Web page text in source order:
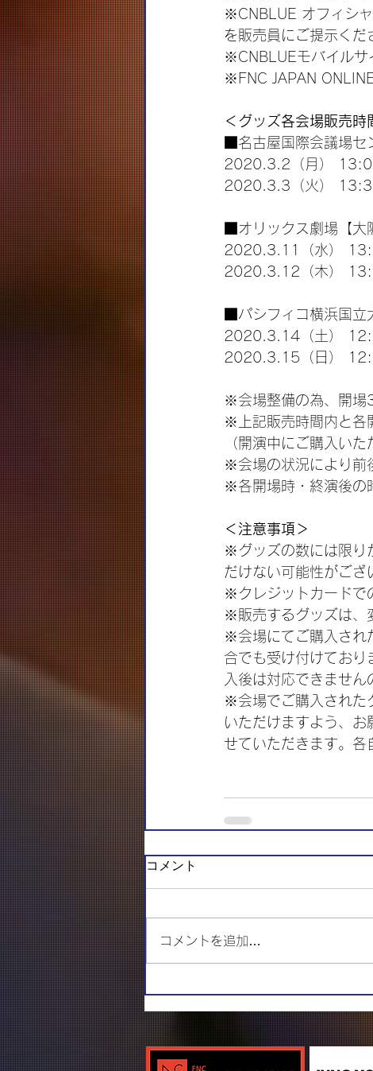
※CNBLUE オフィシ
を販売員にご提示くだ
※CNBLUEモバイルサ
※FNC JAPAN
＜グッズ各会場販売時
■名古屋国際会議場セ
2020.3.2（月）
2020.3.3（火）
■オリックス劇場【大
2020.3.11（水）
2020.3.12（木）
■パシフィコ横浜国立
2020.3.14（土）
2020.3.15（日）
※会場整備の為、開場
※上記販売時間内と各
（開演中にご購入い
※会場の状況により前
※各開場時・終演後の
＜注意事項＞
※グッズの数には限り
だけない可能性がござ
※クレジットカードで
※販売するグッズは、
※会場にてご購入され
合でも受け付けており
入後は対応できませ
※会場でご購入された
いただけますよう、
せていただきます。各
コメント
コメントを追加…